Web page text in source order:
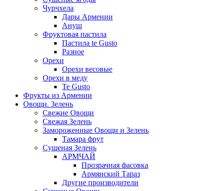
Чурчхела
Дары Армении
Ануш
Фруктовая пастила
Пастила te Gusto
Разное
Орехи
Орехи весовые
Орехи в меду
Te Gusto
Фрукты из Армении
Овощи. Зелень
Свежие Овощи
Свежая Зелень
Замороженные Овощи и Зелень
Тамара фрут
Сушеная Зелень
АРМЧАЙ
Прозрачная фасовка
Армянский Тараз
Другие производители